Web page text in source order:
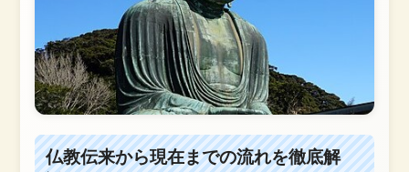
仏教伝来から現在までの流れを徹底解